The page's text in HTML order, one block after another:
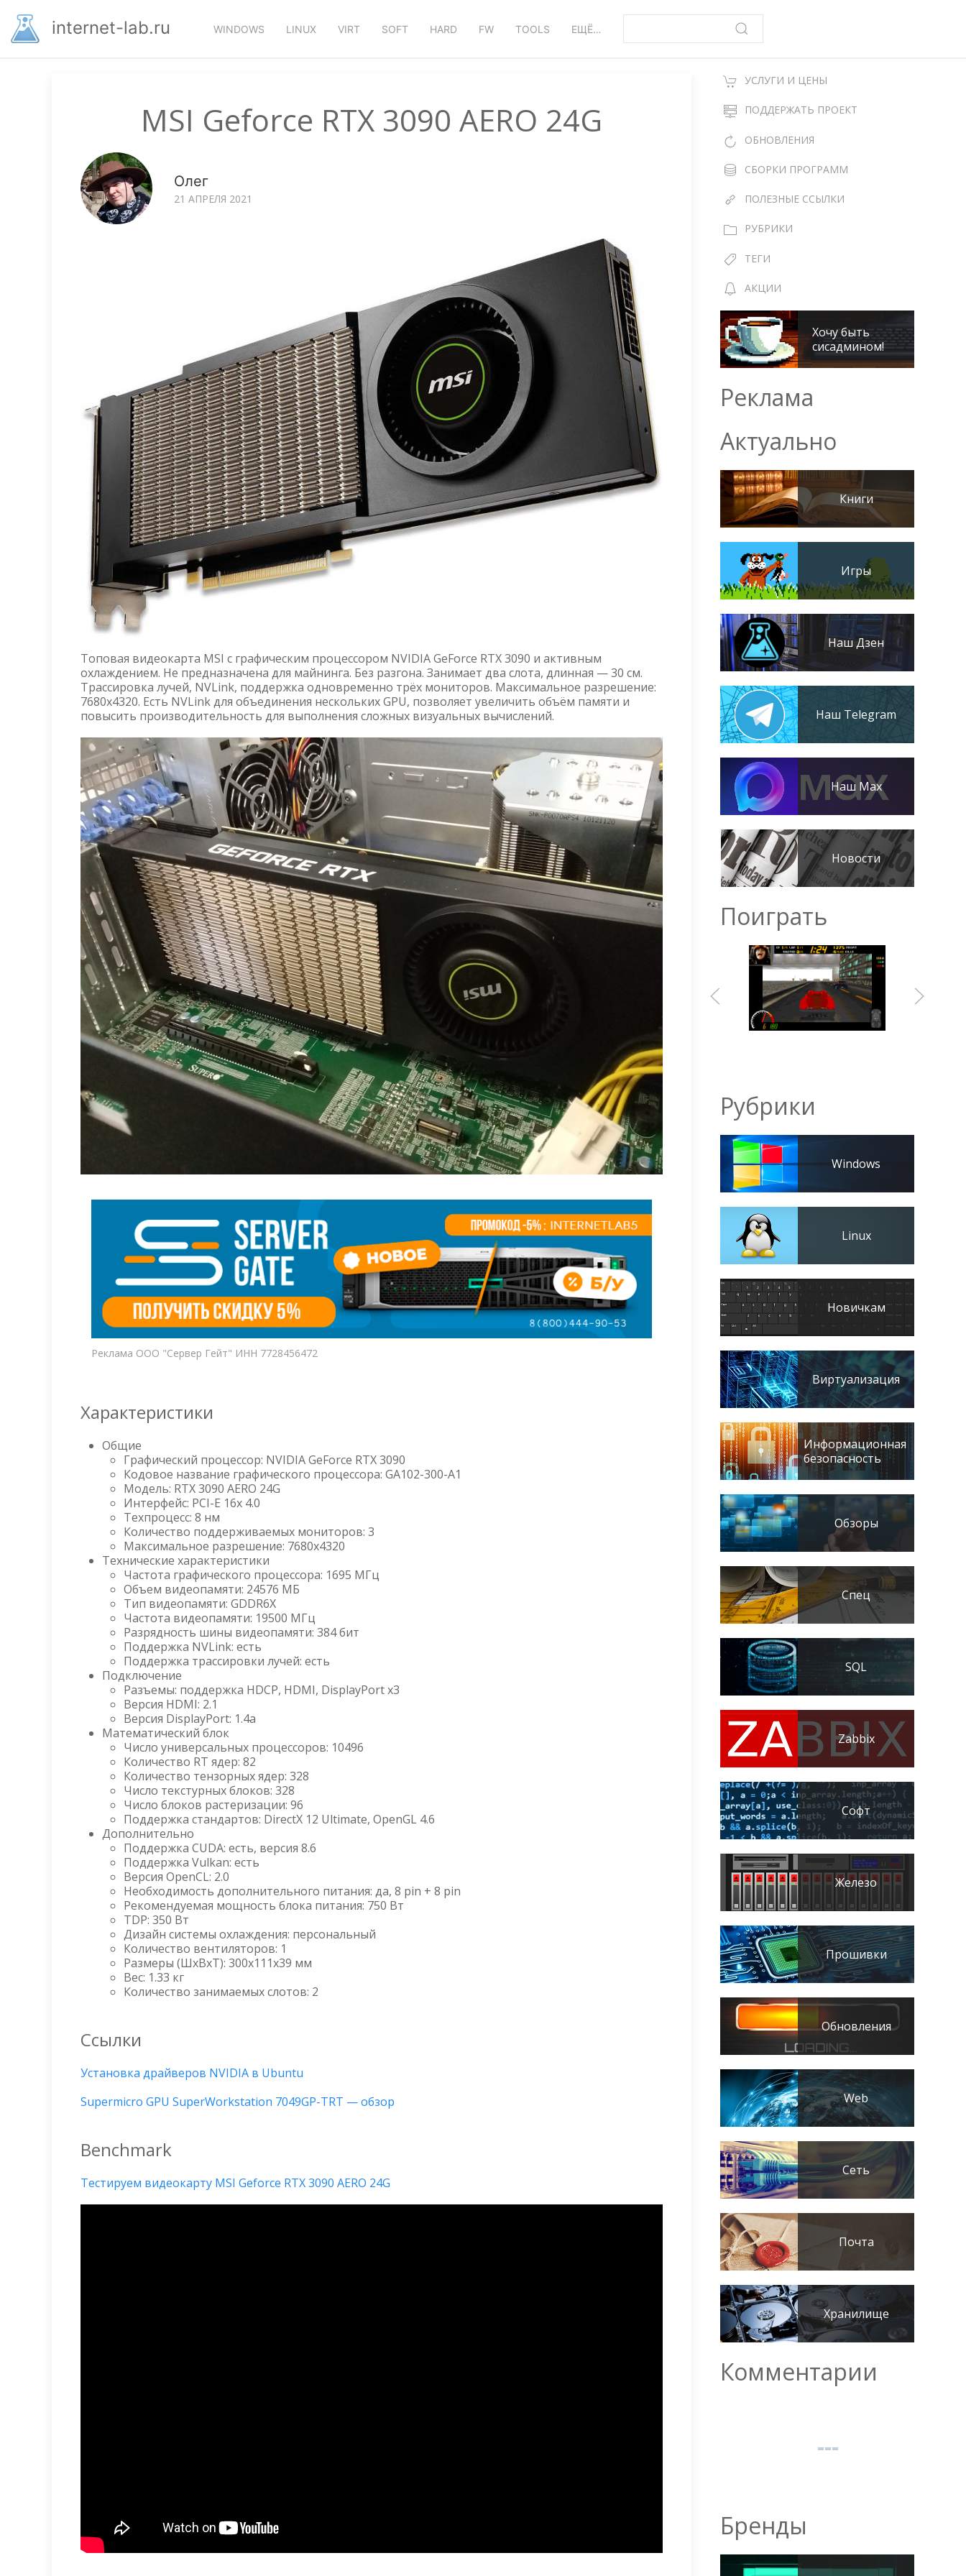
основномуinternet-lab.ru WINDOWS LINUX VIRT SOFT HARD FW TOOLS ЕЩЁ…
MSI Geforce RTX 3090 AERO 24G
Олег
21 АПРЕЛЯ 2021
Топовая видеокарта MSI с графическим процессором NVIDIA GeForce RTX 3090 и активным
охлаждением. Не предназначена для майнинга. Без разгона. Занимает два слота, длинная — 30 см.
Трассировка лучей, NVLink, поддержка одновременно трёх мониторов. Максимальное разрешение:
7680x4320. Есть NVLink для объединения нескольких GPU, позволяет увеличить объём памяти и
повысить производительность для выполнения сложных визуальных вычислений.
Реклама ООО "Сервер Гейт" ИНН 7728456472
Характеристики
Общие
Графический процессор: NVIDIA GeForce RTX 3090
Кодовое название графического процессора: GA102-300-A1
Модель: RTX 3090 AERO 24G
Интерфейс: PCI-E 16x 4.0
Техпроцесс: 8 нм
Количество поддерживаемых мониторов: 3
Максимальное разрешение: 7680x4320
Технические характеристики
Частота графического процессора: 1695 МГц
Объем видеопамяти: 24576 МБ
Тип видеопамяти: GDDR6X
Частота видеопамяти: 19500 МГц
Разрядность шины видеопамяти: 384 бит
Поддержка NVLink: есть
Поддержка трассировки лучей: есть
Подключение
Разъемы: поддержка HDCP, HDMI, DisplayPort x3
Версия HDMI: 2.1
Версия DisplayPort: 1.4a
Математический блок
Число универсальных процессоров: 10496
Количество RT ядер: 82
Количество тензорных ядер: 328
Число текстурных блоков: 328
Число блоков растеризации: 96
Поддержка стандартов: DirectX 12 Ultimate, OpenGL 4.6
Дополнительно
Поддержка CUDA: есть, версия 8.6
Поддержка Vulkan: есть
Версия OpenCL: 2.0
Необходимость дополнительного питания: да, 8 pin + 8 pin
Рекомендуемая мощность блока питания: 750 Вт
TDP: 350 Вт
Дизайн системы охлаждения: персональный
Количество вентиляторов: 1
Размеры (ШxВxТ): 300x111x39 мм
Вес: 1.33 кг
Количество занимаемых слотов: 2
Ссылки
Установка драйверов NVIDIA в Ubuntu
Supermicro GPU SuperWorkstation 7049GP-TRT — обзор
Benchmark
Тестируем видеокарту MSI Geforce RTX 3090 AERO 24G
УСЛУГИ И ЦЕНЫ
ПОДДЕРЖАТЬ ПРОЕКТ
ОБНОВЛЕНИЯ
СБОРКИ ПРОГРАММ
ПОЛЕЗНЫЕ ССЫЛКИ
РУБРИКИ
ТЕГИ
АКЦИИ
Хочу быть
сисадмином!
Реклама
Актуально
Книги
Игры
Наш Дзен
Наш Telegram
Наш Max
Новости
Поиграть
Рубрики
Windows
Linux
Новичкам
Виртуализация
Информационная
безопасность
Обзоры
Спец
SQL
Zabbix
Софт
Железо
Прошивки
Обновления
Web
Сеть
Почта
Хранилище
Комментарии
Бренды